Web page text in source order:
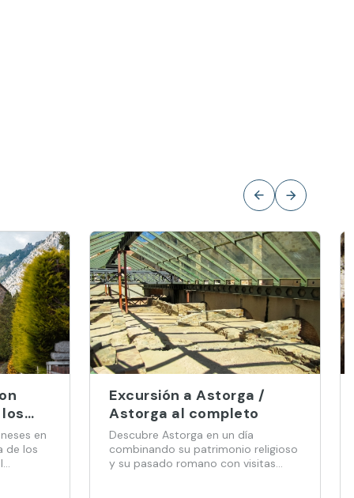
en
de los
Excursión a Astorga /
Astorga al completo
Descubre Astorga en un día
combinando su patrimonio religioso
y su pasado romano con visitas